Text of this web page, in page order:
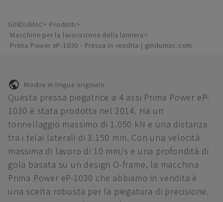
GINDUMAC
Prodotti
Macchine per la lavorazione della lamiera
Prima Power eP-1030 - Pressa in vendita | gindumac.com
Mostra in lingua originale
Questa pressa piegatrice a 4 assi Prima Power eP-
1030 è stata prodotta nel 2014. Ha un
tonnellaggio massimo di 1.050 kN e una distanza
tra i telai laterali di 3.150 mm. Con una velocità
massima di lavoro di 10 mm/s e una profondità di
gola basata su un design O-frame, la macchina
Prima Power eP-1030 che abbiamo in vendita è
una scelta robusta per la piegatura di precisione.